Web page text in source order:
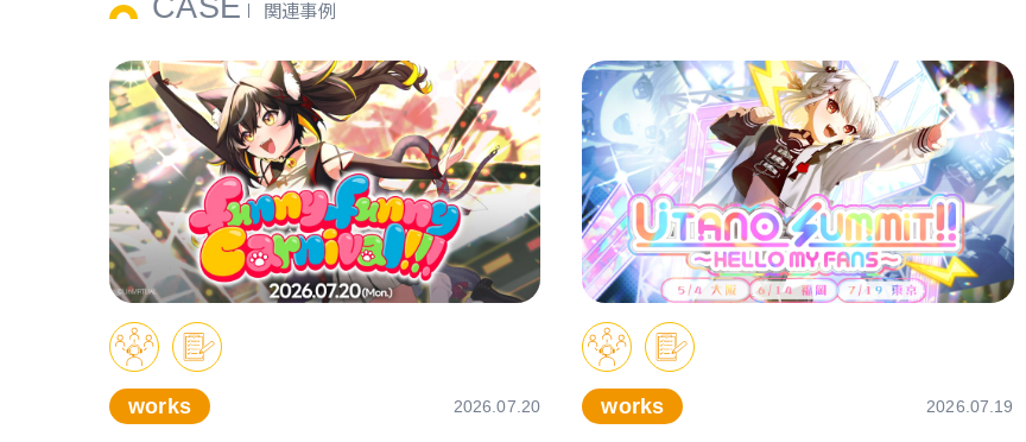
CASE 関連事例
works 2026.07.20 works 2026.07.19